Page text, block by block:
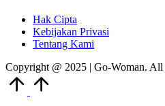
Hak Cipta
Kebijakan Privasi
Tentang Kami
Copyright @ 2025 | Go-Woman. All